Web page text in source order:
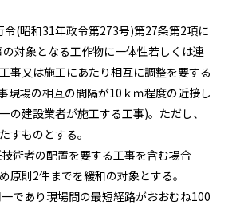
(昭和31年政令第273号)第27条第2項に
対象となる工作物に一体性若しくは連
事又は施工にあたり相互に調整を要する
現場の相互の間隔が10ｋｍ程度の近接し
の建設業者が施工する工事)。ただし、
すものとする。
者の配置を要する工事を含む場合
原則2件までを緩和の対象とする。
あり現場間の最短経路がおおむね100